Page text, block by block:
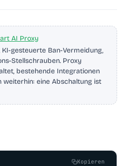
AI Proxy
gesteuerte Ban-Vermeidung,
Stellschrauben. Proxy
bestehende Integrationen
eine Abschaltung ist
Kopieren